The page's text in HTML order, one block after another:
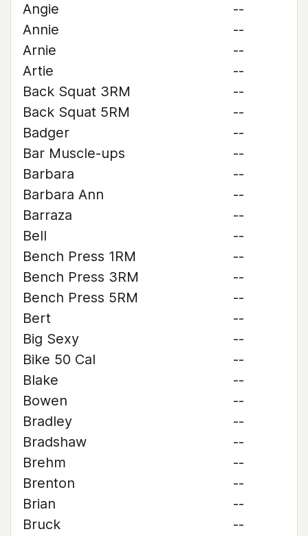
Angie
--
Annie
--
Arnie
--
Artie
--
Back Squat 3RM
--
Back Squat 5RM
--
Badger
--
Bar Muscle-ups
--
Barbara
--
Barbara Ann
--
Barraza
--
Bell
--
Bench Press 1RM
--
Bench Press 3RM
--
Bench Press 5RM
--
Bert
--
Big Sexy
--
Bike 50 Cal
--
Blake
--
Bowen
--
Bradley
--
Bradshaw
--
Brehm
--
Brenton
--
Brian
--
Bruck
--